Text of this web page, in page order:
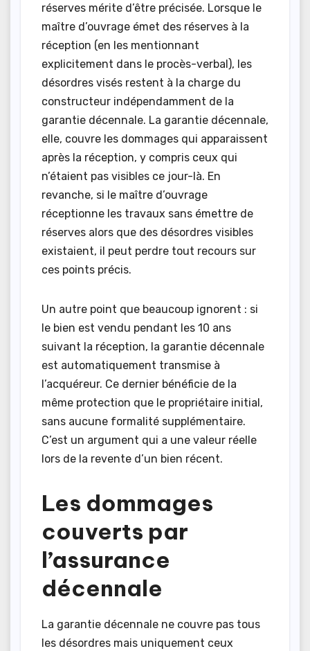
réserves mérite d’être précisée. Lorsque le
maître d’ouvrage émet des réserves à la
réception (en les mentionnant
explicitement dans le procès-verbal), les
désordres visés restent à la charge du
constructeur indépendamment de la
garantie décennale. La garantie décennale,
elle, couvre les dommages qui apparaissent
après la réception, y compris ceux qui
n’étaient pas visibles ce jour-là. En
revanche, si le maître d’ouvrage
réceptionne les travaux sans émettre de
réserves alors que des désordres visibles
existaient, il peut perdre tout recours sur
ces points précis.
Un autre point que beaucoup ignorent : si
le bien est vendu pendant les 10 ans
suivant la réception, la garantie décennale
est automatiquement transmise à
l’acquéreur. Ce dernier bénéficie de la
même protection que le propriétaire initial,
sans aucune formalité supplémentaire.
C’est un argument qui a une valeur réelle
lors de la revente d’un bien récent.
Les dommages
couverts par
l’assurance
décennale
La garantie décennale ne couvre pas tous
les désordres mais uniquement ceux